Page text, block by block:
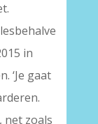
in
‘Je gaat
net zoals